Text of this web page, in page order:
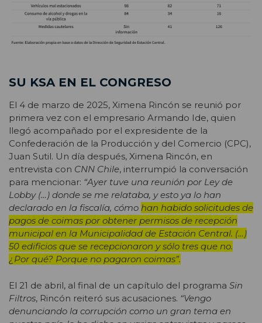
SU KSA EN EL CONGRESO
El 4 de marzo de 2025, Ximena Rincón se reunió por
primera vez con el empresario Armando Ide, quien
llegó acompañado por el expresidente de la
Confederación de la Producción y del Comercio (CPC),
Juan Sutil. Un día después, Ximena Rincón, en
entrevista con CNN Chile, interrumpió la conversación
para mencionar: “Ayer tuve una reunión por Ley de
Lobby (…) donde se me relataba, y esto ya lo han
declarado en la fiscalía, cómo han habido solicitudes de
pagos de coimas por obtener permisos de recepción
municipal en la Municipalidad de Estación Central. (…)
50 edificios que se recepcionaron y sólo tres que no.
¿Por qué? Porque no pagaron coimas”.
El 21 de abril, al final de un capítulo del programa Sin
Filtros, Rincón reiteró sus acusaciones. “Vengo
denunciando la corrupción como un gran tema en